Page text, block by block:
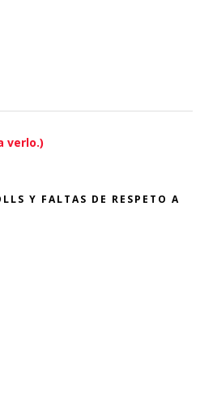
verlo.)
Y FALTAS DE RESPETO A